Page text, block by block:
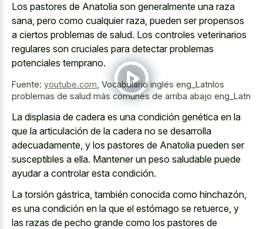
Los pastores de Anatolia son generalmente una raza
sana, pero como cualquier raza, pueden ser propensos
a ciertos problemas de salud. Los controles veterinarios
regulares son cruciales para detectar problemas
potenciales temprano.
Fuente: youtube.com Vocabulario inglés eng_Latnlos
problemas de salud más comunes de arriba abajo eng_Latn
La displasia de cadera es una condición genética en la
que la articulación de la cadera no se desarrolla
adecuadamente, y los pastores de Anatolia pueden ser
susceptibles a ella. Mantener un peso saludable puede
ayudar a controlar esta condición.
La torsión gástrica, también conocida como hinchazón,
es una condición en la que el estómago se retuerce, y
las razas de pecho grande como los pastores de